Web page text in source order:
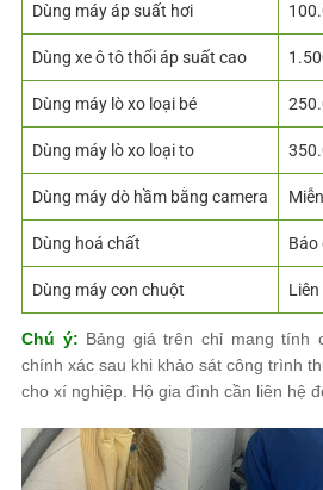
Dùng máy áp suất hơi
Dùng xe ô tô thổi áp suất cao
Dùng máy lò xo loại bé
Dùng máy lò xo loại to
Dùng máy dò hầm bằng camera
Dùng hoá chất Báo
Dùng máy con chuột Liên
Chú ý: Bảng giá trên chỉ mang tính
chính xác sau khi khảo sát công trình
cho xí nghiệp. Hộ gia đình cần liên hệ